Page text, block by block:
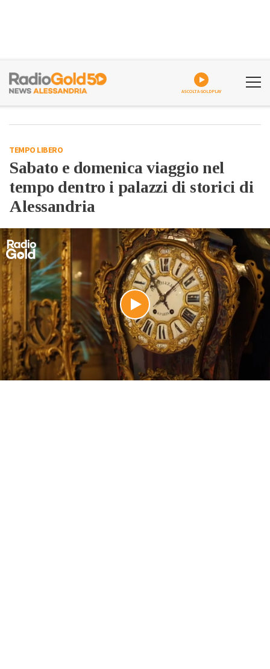
ASCOLTA GOLDPLAY
TEMPO LIBERO
Sabato e domenica viaggio nel
tempo dentro i palazzi di storici di
Alessandria